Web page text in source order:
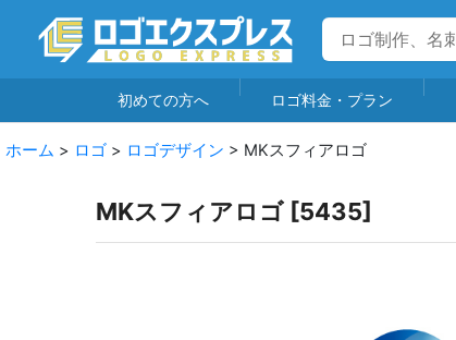
初めての方へ ロゴ料金・プラン
ホーム > ロゴ > ロゴデザイン > MKスフィアロゴ
MKスフィアロゴ [5435]